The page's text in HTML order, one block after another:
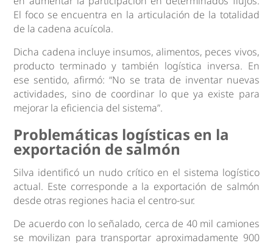
El foco se encuentra en la articulación de la totalidad
de la cadena acuícola.
Dicha cadena incluye insumos, alimentos, peces vivos,
producto terminado y también logística inversa. En
ese sentido, afirmó: “No se trata de inventar nuevas
actividades, sino de coordinar lo que ya existe para
mejorar la eficiencia del sistema”.
Problemáticas logísticas en la
exportación de salmón
Silva identificó un nudo crítico en el sistema logístico
actual. Este corresponde a la exportación de salmón
desde otras regiones hacia el centro-sur.
De acuerdo con lo señalado, cerca de 40 mil camiones
se movilizan para transportar aproximadamente 900